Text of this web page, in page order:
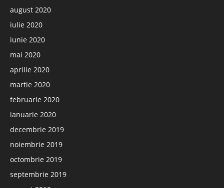
august 2020
iulie 2020
iunie 2020
mai 2020
aprilie 2020
martie 2020
februarie 2020
ianuarie 2020
decembrie 2019
noiembrie 2019
octombrie 2019
septembrie 2019